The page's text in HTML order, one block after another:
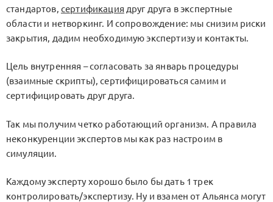
стандартов, сертификация друг друга в экспертные
области и нетворкинг. И сопровождение: мы снизим риски
закрытия, дадим необходимую экспертизу и контакты.
Цель внутренняя – согласовать за январь процедуры
(взаимные скрипты), сертифицироваться самим и
сертифицировать друг друга.
Так мы получим четко работающий организм. А правила
неконкуренции экспертов мы как раз настроим в
симуляции.
Каждому эксперту хорошо было бы дать 1 трек
контролировать/экспертизу. Ну и взамен от Альянса могут